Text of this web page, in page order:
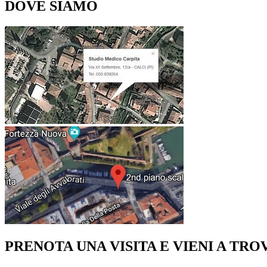
DOVE SIAMO
PRENOTA UNA VISITA E VIENI A